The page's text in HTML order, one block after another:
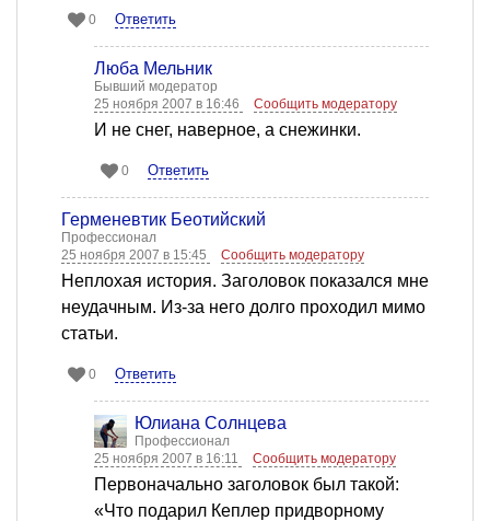
0 Ответить
Люба Мельник
Бывший модератор
25 ноября 2007 в 16:46
Сообщить модератору
И не снег, наверное, а снежинки.
0 Ответить
Герменевтик Беотийский
Профессионал
25 ноября 2007 в 15:45
Сообщить модератору
Неплохая история. Заголовок показался мне
неудачным. Из-за него долго проходил мимо
статьи.
0 Ответить
Юлиана Солнцева
Профессионал
25 ноября 2007 в 16:11
Сообщить модератору
Первоначально заголовок был такой:
«Что подарил Кеплер придворному